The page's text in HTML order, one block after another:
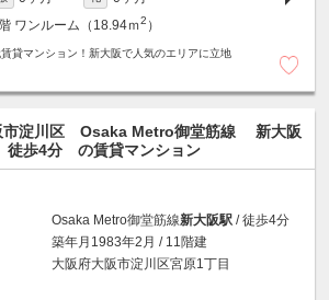
ワンルーム（18.94ｍ2 ）
貸マンション！新大阪で人気のエリアに立地
市淀川区 Osaka Metro御堂筋線
新大阪
徒歩4分 の賃貸マンション
Osaka Metro御堂筋線新大阪駅 / 徒歩4分
築年月1983年2月 / 11階建
大阪府大阪市淀川区宮原1丁目